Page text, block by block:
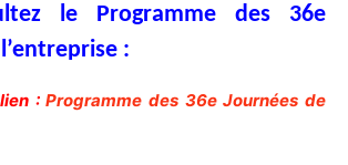
le Programme des 36e
ntreprise :
: Programme des 36e Journées de